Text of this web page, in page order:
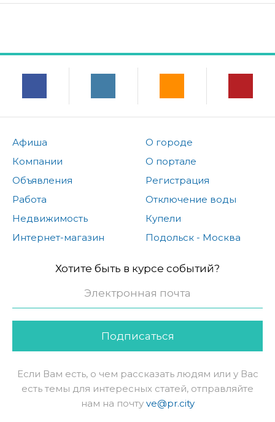
Афиша
Компании
Объявления
Работа
Недвижимость
Интернет-магазин
О городе
О портале
Регистрация
Отключение воды
Купели
Подольск - Москва
Хотите быть в курсе событий?
Подписаться
Если Вам есть, о чем рассказать людям или у Вас
есть темы для интересных статей, отправляйте
нам на почту ve@pr.city